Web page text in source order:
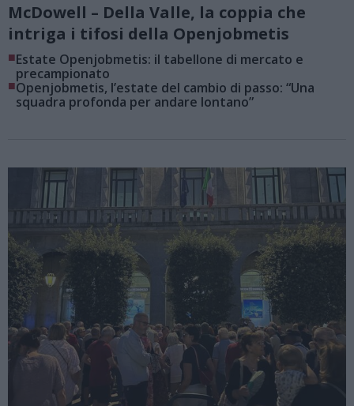
McDowell – Della Valle, la coppia che
intriga i tifosi della Openjobmetis
■Estate Openjobmetis: il tabellone di mercato e
precampionato
■Openjobmetis, l’estate del cambio di passo: “Una
squadra profonda per andare lontano”